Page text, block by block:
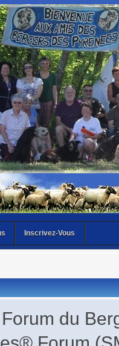
Inscrivez-Vous
du